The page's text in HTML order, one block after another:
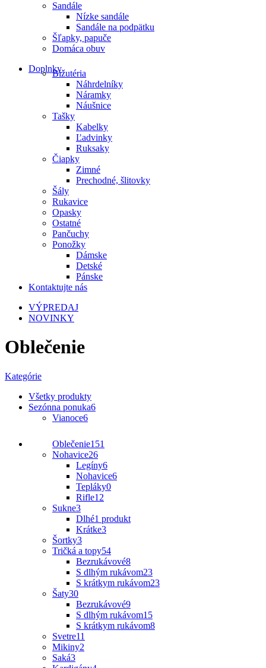
Sandále
Nízke sandále
Sandále na podpätku
Šľapky, papuče
Domáca obuv
DoplnkyBižutéria
Náhrdelníky
Náramky
Náušnice
Tašky
Kabelky
Ľadvinky
Ruksaky
Čiapky
Zimné
Prechodné, šlitovky
Šály
Rukavice
Opasky
Ostatné
Pančuchy
Ponožky
Dámske
Detské
Pánske
Kontaktujte nás
VÝPREDAJ
NOVINKY
Oblečenie
Kategórie
Všetky produkty
Sezónna ponuka6
Vianoce6
Oblečenie151
Nohavice26
Legíny6
Nohavice6
Tepláky0
Rifle12
Sukne3
Dlhé1 produkt
Krátke3
Šortky3
Tričká a topy54
Bezrukávové8
S dlhým rukávom23
S krátkym rukávom23
Šaty30
Bezrukávové9
S dlhým rukávom15
S krátkym rukávom8
Svetre11
Mikiny2
Saká3